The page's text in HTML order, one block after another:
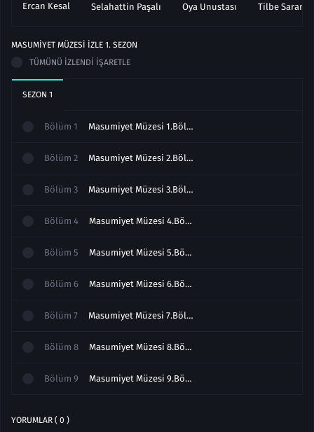
Ercan Kesal Selahattin Paşalı Oya Unustası Tilbe Saran
MASUMIYET MÜZESI IZLE 1. SEZON
TÜMÜNÜ İZLENDI İŞARETLE
SEZON 1
Bölüm 1 Masumiyet Müzesi 1.Bölüm izle Full
Bölüm 2 Masumiyet Müzesi 2.Bölüm izle
Bölüm 3 Masumiyet Müzesi 3.Bölüm izle
Bölüm 4 Masumiyet Müzesi 4.Bölüm Full izle
Bölüm 5 Masumiyet Müzesi 5.Bölüm Full izle
Bölüm 6 Masumiyet Müzesi 6.Bölüm Full izle
Bölüm 7 Masumiyet Müzesi 7.Bölüm izle Full
Bölüm 8 Masumiyet Müzesi 8.Bölüm izle Full
Bölüm 9 Masumiyet Müzesi 9.Bölüm Full izle
YORUMLAR ( 0 )